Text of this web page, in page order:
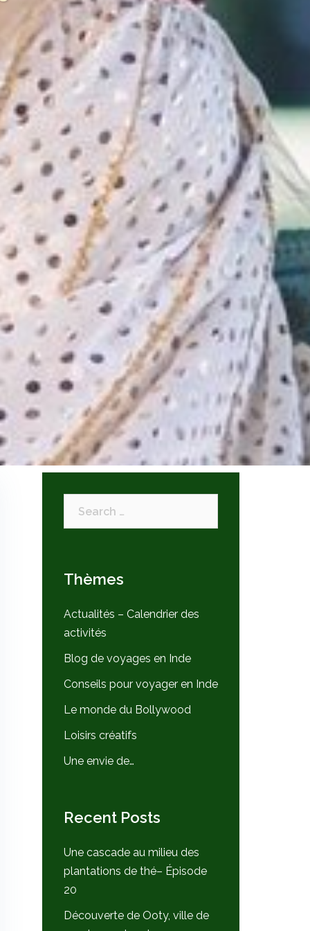
Thèmes
Actualités – Calendrier des
activités
Blog de voyages en Inde
Conseils pour voyager en Inde
Le monde du Bollywood
Loisirs créatifs
Une envie de…
Recent Posts
Une cascade au milieu des
plantations de thé– Épisode
20
Découverte de Ooty, ville de